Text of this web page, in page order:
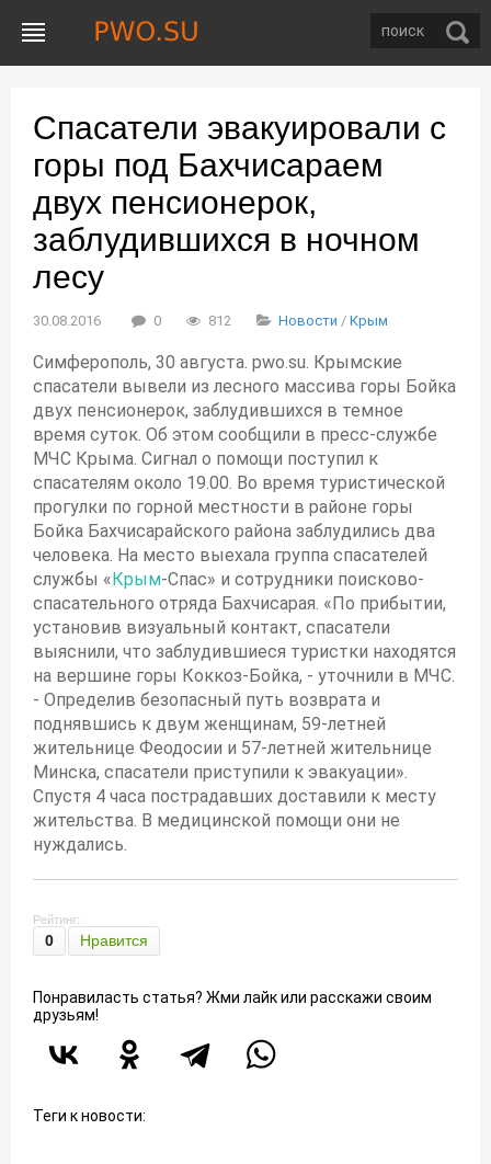
Спасатели эвакуировали с
горы под Бахчисараем
двух пенсионерок,
заблудившихся в ночном
лесу
30.08.2016 0 812 Новости / Крым
Симферополь, 30 августа. pwo.su. Крымские
спасатели вывели из лесного массива горы Бойка
двух пенсионерок, заблудившихся в темное
время суток. Об этом сообщили в пресс-службе
МЧС Крыма. Сигнал о помощи поступил к
спасателям около 19.00. Во время туристической
прогулки по горной местности в районе горы
Бойка Бахчисарайского района заблудились два
человека. На место выехала группа спасателей
службы «Крым-Спас» и сотрудники поисково-
спасательного отряда Бахчисарая. «По прибытии,
установив визуальный контакт, спасатели
выяснили, что заблудившиеся туристки находятся
на вершине горы Коккоз-Бойка, - уточнили в МЧС.
- Определив безопасный путь возврата и
поднявшись к двум женщинам, 59-летней
жительнице Феодосии и 57-летней жительнице
Минска, спасатели приступили к эвакуации».
Спустя 4 часа пострадавших доставили к месту
жительства. В медицинской помощи они не
нуждались.
Рейтинг:
0 Нравится
Понравиласть статья? Жми лайк или расскажи своим
друзьям!
Теги к новости: